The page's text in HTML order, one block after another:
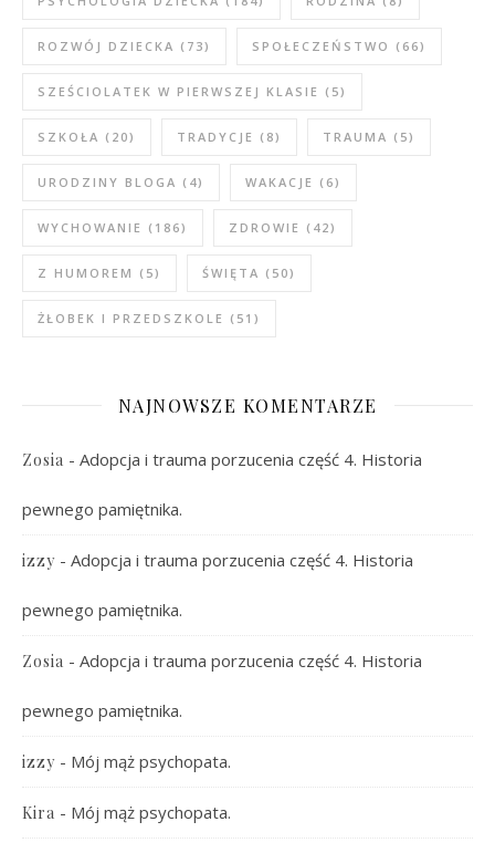
ROZWÓJ DZIECKA (73) SPOŁECZEŃSTWO (66)
SZEŚCIOLATEK W PIERWSZEJ KLASIE (5)
SZKOŁA (20) TRADYCJE (8) TRAUMA (5)
URODZINY BLOGA (4) WAKACJE (6)
WYCHOWANIE (186) ZDROWIE (42)
Z HUMOREM (5) ŚWIĘTA (50)
ŻŁOBEK I PRZEDSZKOLE (51)
NAJNOWSZE KOMENTARZE
Zosia - Adopcja i trauma porzucenia część 4. Historia
pewnego pamiętnika.
izzy - Adopcja i trauma porzucenia część 4. Historia
pewnego pamiętnika.
Zosia - Adopcja i trauma porzucenia część 4. Historia
pewnego pamiętnika.
izzy - Mój mąż psychopata.
Kira - Mój mąż psychopata.